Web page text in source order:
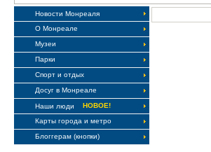
Новости Монреаля
О Монреале
Музеи
Парки
Спорт и отдых
Досуг в Монреале
Наши люди
НОВОЕ!
Карты города и метро
Блоггерам (кнопки)